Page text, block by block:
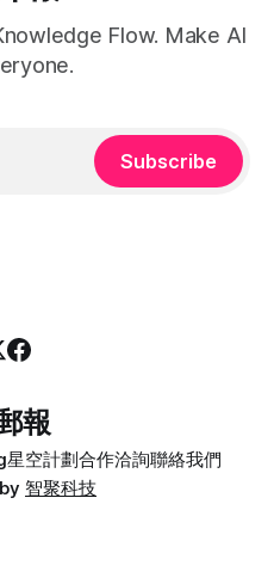
Flow. Make AI
Subscribe
報
星空計劃合作洽詢聯絡我們
智聚科技